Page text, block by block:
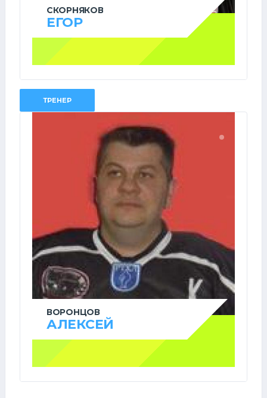
СКОРНЯКОВ
ЕГОР
ТРЕНЕР
ВОРОНЦОВ
АЛЕКСЕЙ